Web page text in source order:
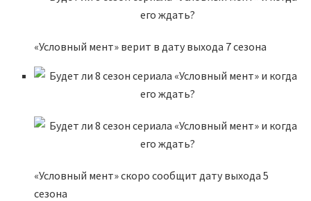
«Условный мент» верит в дату выхода 7 сезона
«Условный мент» скоро сообщит дату выхода 5
сезона